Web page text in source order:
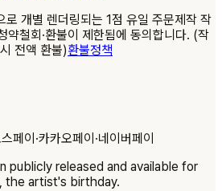
로 개별 렌더링되는 1점 유일 주문제작 작
약철회·환불이 제한됨에 동의합니다. (작
전액 환불)환불정책
페이·카카오페이·네이버페이
publicly released and available for
, the artist's birthday.